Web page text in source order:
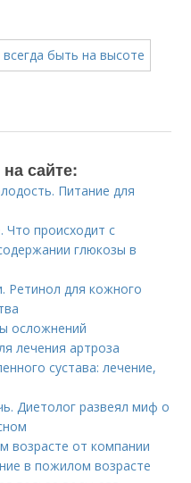
сайте:
Питание для
Что происходит с
глюкозы в
Ретинол для кожного
осложнений
лечения артроза
сустава: лечение,
Диетолог развеял миф о
возрасте от компании
в пожилом возрасте